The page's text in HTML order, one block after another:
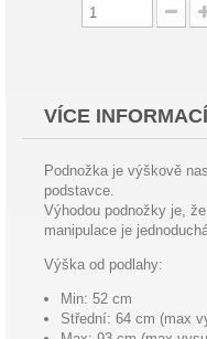
VÍCE INFORMACÍ
Podnožka je výškově
podstavce.
Výhodou podnožky je,
manipulace je
Výška od podlahy:
Min: 52 cm
Střední: 64 cm (max